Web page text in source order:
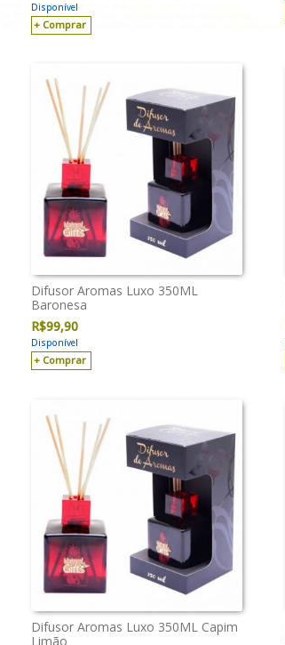
Disponível
Comprar
Difusor Aromas Luxo 350ML
Baronesa
R$99,90
Disponível
Comprar
Difusor Aromas Luxo 350ML Capim
Limão